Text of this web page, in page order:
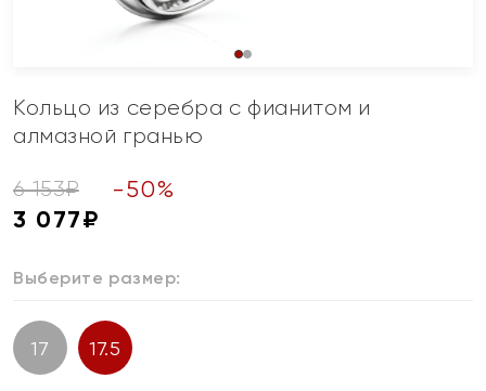
Кольцо из серебра с фианитом и
алмазной гранью
6 153₽ -50%
3 077₽
Выберите размер:
17 17.5